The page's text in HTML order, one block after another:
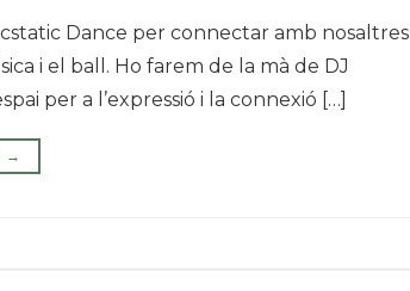
Dance per connectar amb nosaltres
i el ball. Ho farem de la mà de DJ
per a l’expressió i la connexió […]
→